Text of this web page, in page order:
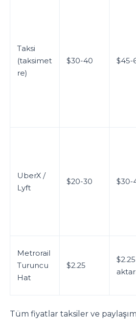
Taksi
(taksimet
re)
$30-40 $45-
UberX /
Lyft
$20-30 $30-
Metrorail
Turuncu
Hat
$2.25
Tüm fiyatlar taksiler ve